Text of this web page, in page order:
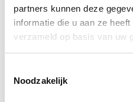
partners kunnen deze
informatie die u aan ze
verzameld op basis van uw
Noodzakelijk
een meldplicht
datalek moeten
AP. Soms moeten ze ook
waarschuwen van wie de